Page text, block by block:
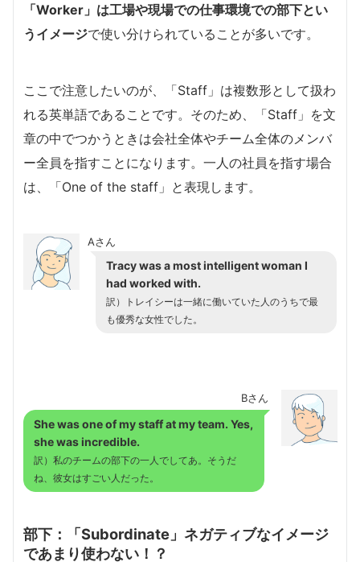
「Worker」は工場や現場での仕事環境での部下とい
うイメージで使い分けられていることが多いです。
ここで注意したいのが、「Staff」は複数形として扱わ
れる英単語であることです。そのため、「Staff」を文
章の中でつかうときは会社全体やチーム全体のメンバ
ー全員を指すことになります。一人の社員を指す場合
は、「One of the staff」と表現します。
Aさん
Tracy was a most intelligent woman I
had worked with.
訳）トレイシーは一緒に働いていた人のうちで最
も優秀な女性でした。
Bさん
She was one of my staff at my team. Yes,
she was incredible.
訳）私のチームの部下の一人でしてあ。そうだ
ね、彼女はすごい人だった。
部下：「Subordinate」ネガティブなイメージ
であまり使わない！？